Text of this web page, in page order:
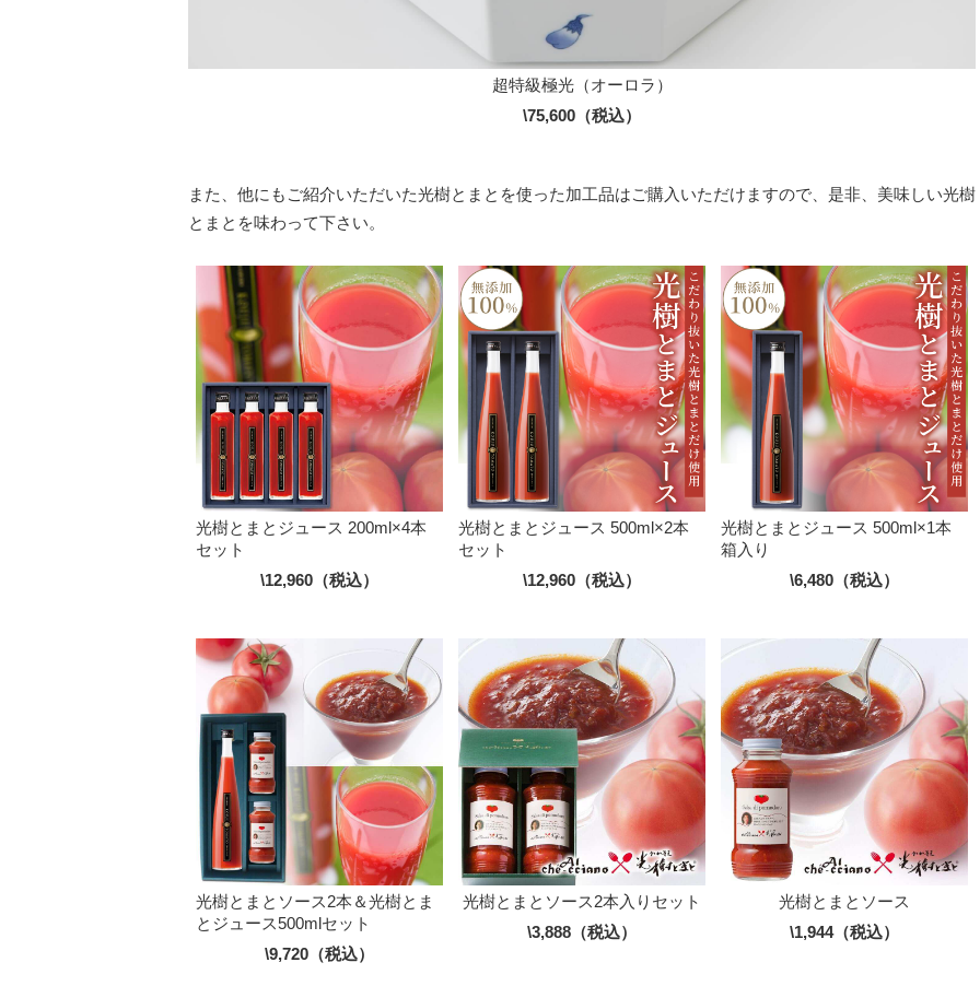
超特級極光（オーロラ）
\75,600（税込）
また、他にもご紹介いただいた光樹とまとを使った加工品はご購入いただけますので、是非、美味しい光樹
とまとを味わって下さい。
光樹とまとジュース 200ml×4本
セット
\12,960（税込）
光樹とまとジュース 500ml×2本
セット
\12,960（税込）
光樹とまとジュース 500ml×1本
箱入り
\6,480（税込）
光樹とまとソース2本＆光樹とま
とジュース500mlセット
\9,720（税込）
光樹とまとソース2本入りセット
\3,888（税込）
光樹とまとソース
\1,944（税込）